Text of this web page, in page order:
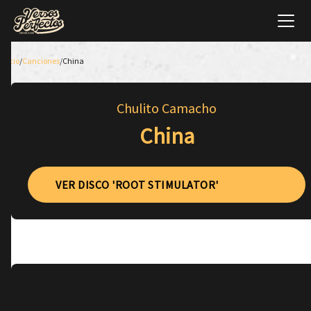
Inicio/Canciones/China
Chulito Camacho
China
VER DISCO 'ROOT STIMULATOR'